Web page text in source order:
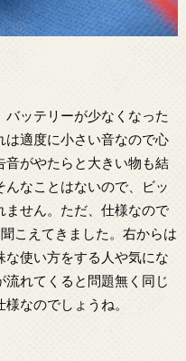
バッテリーが少なくなった
は適度に小さい音なので心
音がやたらと大きい物も結
なことはないので、ビッ
ません。ただ、仕様なので
こえてきました。右からは
使い方をする人や気にな
れてくると問題無く同じ
なのでしょうね。